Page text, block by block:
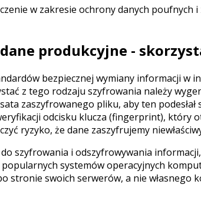
w zakresie ochrony danych poufnych
produkcyjne -
bezpiecznej wymiany informacji w
z tego rodzaju szyfrowania należy
zaszyfrowanego pliku, aby ten
odcisku klucza (fingerprint), który
ryzyko, że dane zaszyfrujemy
szyfrowania i odszyfrowywania
systemów operacyjnych
stronie swoich serwerów, a nie własnego